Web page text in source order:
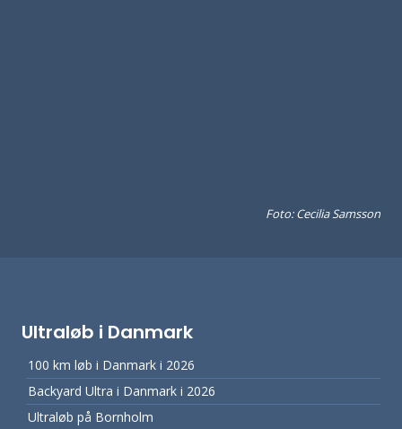
Foto: Cecilia Samsson
Ultraløb i Danmark
100 km løb i Danmark i 2026
Backyard Ultra i Danmark i 2026
Ultraløb på Bornholm